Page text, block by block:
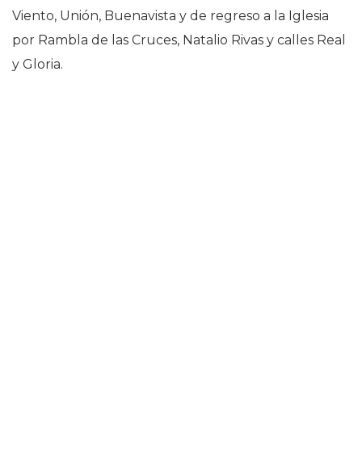
Viento, Unión, Buenavista y de regreso a la Iglesia
por Rambla de las Cruces, Natalio Rivas y calles Real
y Gloria.